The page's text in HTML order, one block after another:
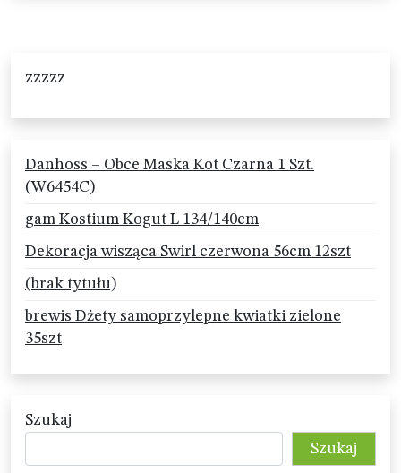
zzzzz
Danhoss – Obce Maska Kot Czarna 1 Szt.
(W6454C)
gam Kostium Kogut L 134/140cm
Dekoracja wisząca Swirl czerwona 56cm 12szt
(brak tytułu)
brewis Dżety samoprzylepne kwiatki zielone
35szt
Szukaj
Szukaj